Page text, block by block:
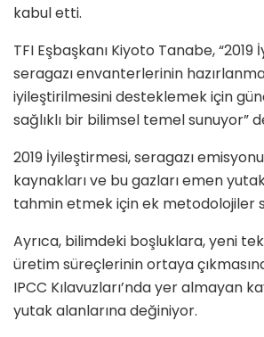
kabul etti.
TFI Eşbaşkanı Kiyoto Tanabe,
seragazı envanterlerinin
iyileştirilmesini desteklemek için
sağlıklı bir bilimsel temel sunuyor”
2019 İyileştirmesi, seragazı
kaynakları ve bu gazları emen
tahmin etmek için ek metodolojiler
Ayrıca, bilimdeki boşluklara, yeni
üretim süreçlerinin ortaya
IPCC Kılavuzları’nda yer almayan
yutak alanlarına değiniyor.